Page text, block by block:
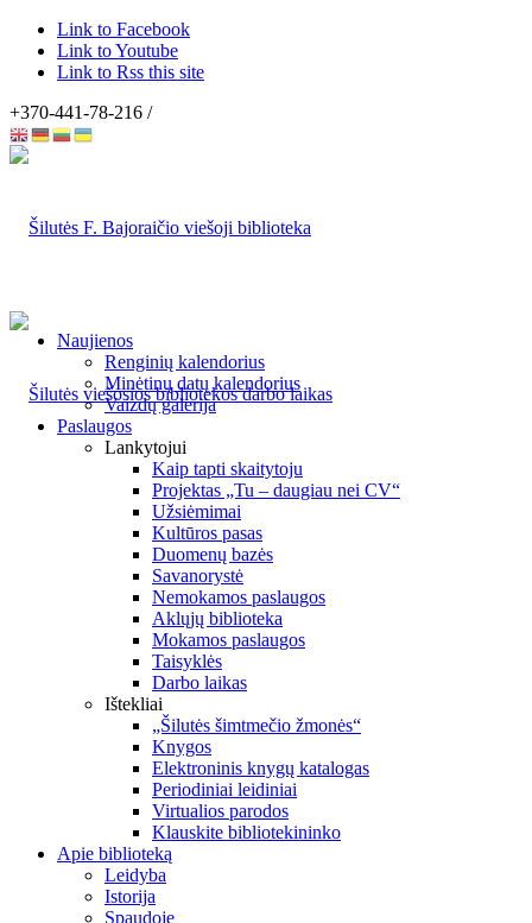
Link to Facebook
Link to Youtube
Link to Rss this site
+370-441-78-216 /
Naujienos
Renginių kalendorius
Minėtinų datų kalendorius
Vaizdų galerija
Paslaugos
Lankytojui
Kaip tapti skaitytoju
Projektas „Tu – daugiau nei CV“
Užsiėmimai
Kultūros pasas
Duomenų bazės
Savanorystė
Nemokamos paslaugos
Aklųjų biblioteka
Mokamos paslaugos
Taisyklės
Darbo laikas
Ištekliai
„Šilutės šimtmečio žmonės“
Knygos
Elektroninis knygų katalogas
Periodiniai leidiniai
Virtualios parodos
Klauskite bibliotekininko
Apie biblioteką
Leidyba
Istorija
Spaudoje